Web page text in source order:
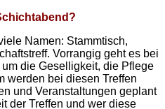
Namen: Stammtisch,
Vorrangig geht es bei
die Geselligkeit, die Pflege
werden bei diesen Treffen
und Veranstaltungen geplant
der Treffen und wer diese